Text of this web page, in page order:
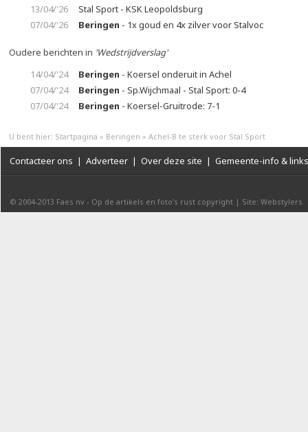
13/04/'26
Stal Sport - KSK Leopoldsburg
07/04/'26
Beringen - 1x goud en 4x zilver voor Stalvoc
Oudere berichten in 'Wedstrijdverslag'
14/04/'24
Beringen - Koersel onderuit in Achel
07/04/'24
Beringen - Sp.Wijchmaal - Stal Sport: 0-4
07/04/'24
Beringen - Koersel-Gruitrode: 7-1
U bent hier: Startpagina » Beringen » Achel-B te sterk voor Stal Sport
Contacteer ons | Adverteer | Over deze site | Gemeente-info & links
© 2004-2013 Faes nv - Op de artikels en foto’s rust copyright | Site: Webstylers